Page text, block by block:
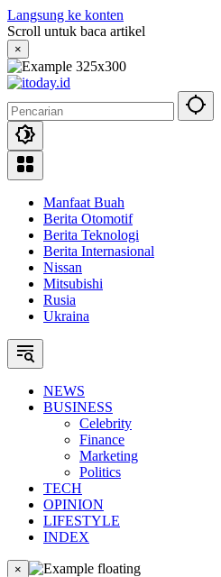
Langsung ke konten
Scroll untuk baca artikel
×
Manfaat Buah
Berita Otomotif
Berita Teknologi
Berita Internasional
Nissan
Mitsubishi
Rusia
Ukraina
NEWS
BUSINESS
Celebrity
Finance
Marketing
Politics
TECH
OPINION
LIFESTYLE
INDEX
×